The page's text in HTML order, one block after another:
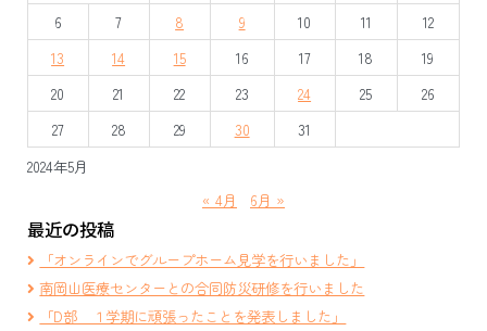
2024年5月
6
7 8 9 10 11
12
13
14 15 16 17 18
19
20
21 22 23 24 25
26
27
28 29 30 31
« 4月 6月 »
最近の投稿
「オンラインでグループホーム見学を行いました」
南岡山医療センターとの合同防災研修を行いました
「D部 １学期に頑張ったことを発表しました」